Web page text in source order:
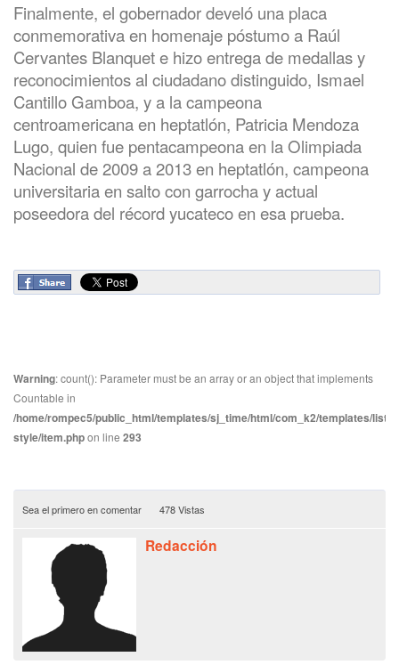
Finalmente, el gobernador develó una placa
conmemorativa en homenaje póstumo a Raúl
Cervantes Blanquet e hizo entrega de medallas y
reconocimientos al ciudadano distinguido, Ismael
Cantillo Gamboa, y a la campeona
centroamericana en heptatlón, Patricia Mendoza
Lugo, quien fue pentacampeona en la Olimpiada
Nacional de 2009 a 2013 en heptatlón, campeona
universitaria en salto con garrocha y actual
poseedora del récord yucateco en esa prueba.
Warning: count(): Parameter must be an array or an object that implements
Countable in
/home/rompec5/public_html/templates/sj_time/html/com_k2/templates/
style/item.phpon line 293
Sea el primero en comentar 478 Vistas
Redacción